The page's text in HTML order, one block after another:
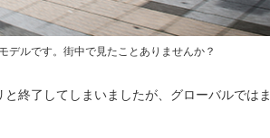
ルです。街中で見たことありませんか？
終了してしまいましたが、グローバルではま